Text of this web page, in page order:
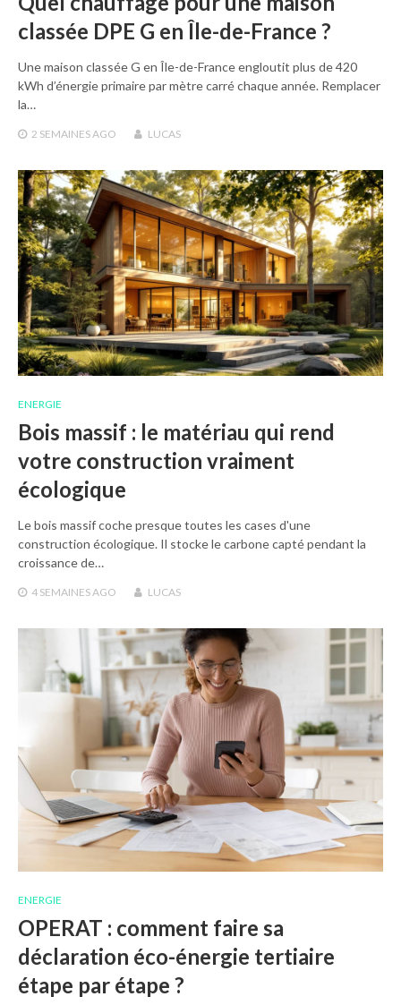
classée DPE G en Île-de-France ?
Une maison classée G en Île-de-France engloutit plus de 420
kWh d’énergie primaire par mètre carré chaque année. Remplacer
la…
2 SEMAINESAGO LUCAS
ENERGIE
Bois massif : le matériau qui rend
votre construction vraiment
écologique
Le bois massif coche presque toutes les cases d'une
construction écologique. Il stocke le carbone capté pendant la
croissance de…
4 SEMAINESAGO LUCAS
ENERGIE
OPERAT : comment faire sa
déclaration éco-énergie tertiaire
étape par étape ?